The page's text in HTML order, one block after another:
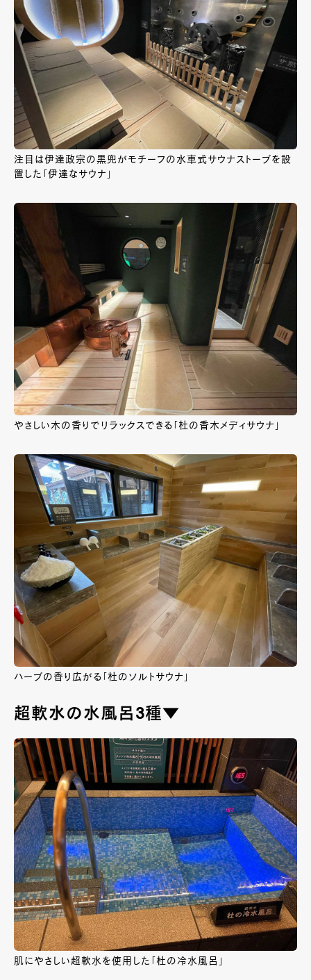
注目は伊達政宗の黒兜がモチーフの水車式サウナストーブを設
置した「伊達なサウナ」
やさしい木の香りでリラックスできる「杜の香木メディサウナ」
ハーブの香り広がる「杜のソルトサウナ」
超軟水の水風呂3種▼
肌にやさしい超軟水を使用した「杜の冷水風呂」